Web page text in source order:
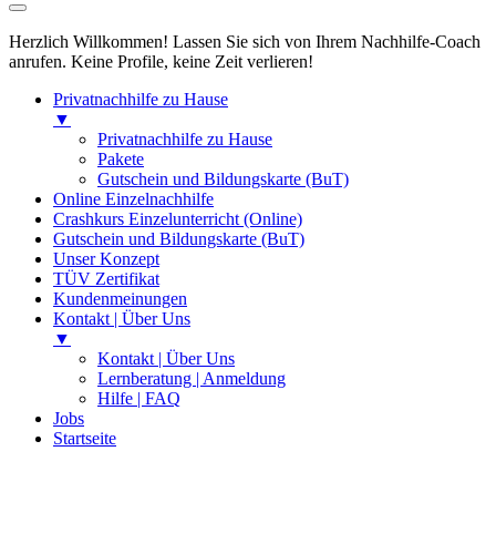
Herzlich Willkommen! Lassen Sie sich von Ihrem Nachhilfe-Coach
anrufen. Keine Profile, keine Zeit verlieren!
Privatnachhilfe zu Hause
▼
Privatnachhilfe zu Hause
Pakete
Gutschein und Bildungskarte (BuT)
Online Einzelnachhilfe
Crashkurs Einzelunterricht (Online)
Gutschein und Bildungskarte (BuT)
Unser Konzept
TÜV Zertifikat
Kundenmeinungen
Kontakt | Über Uns
▼
Kontakt | Über Uns
Lernberatung | Anmeldung
Hilfe | FAQ
Jobs
Startseite